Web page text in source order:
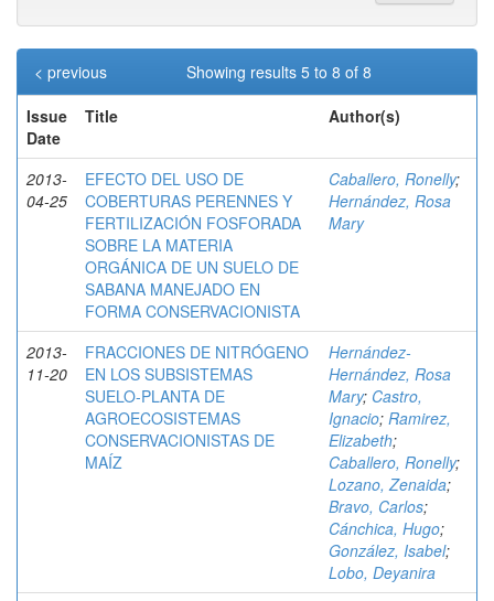
Showing results 5 to 8 of 8
< previous
Issue
Date
Title Author(s)
2013-
04-25
EFECTO DEL USO DE
COBERTURAS PERENNES Y
FERTILIZACIÓN FOSFORADA
SOBRE LA MATERIA
ORGÁNICA DE UN SUELO DE
SABANA MANEJADO EN
FORMA CONSERVACIONISTA
Caballero, Ronelly;
Hernández, Rosa
Mary
2013-
11-20
FRACCIONES DE NITRÓGENO
EN LOS SUBSISTEMAS
SUELO-PLANTA DE
AGROECOSISTEMAS
CONSERVACIONISTAS DE
MAÍZ
Hernández-
Hernández, Rosa
Mary; Castro,
Ignacio; Ramirez,
Elizabeth;
Caballero, Ronelly;
Lozano, Zenaida;
Bravo, Carlos;
Cánchica, Hugo;
González, Isabel;
Lobo, Deyanira